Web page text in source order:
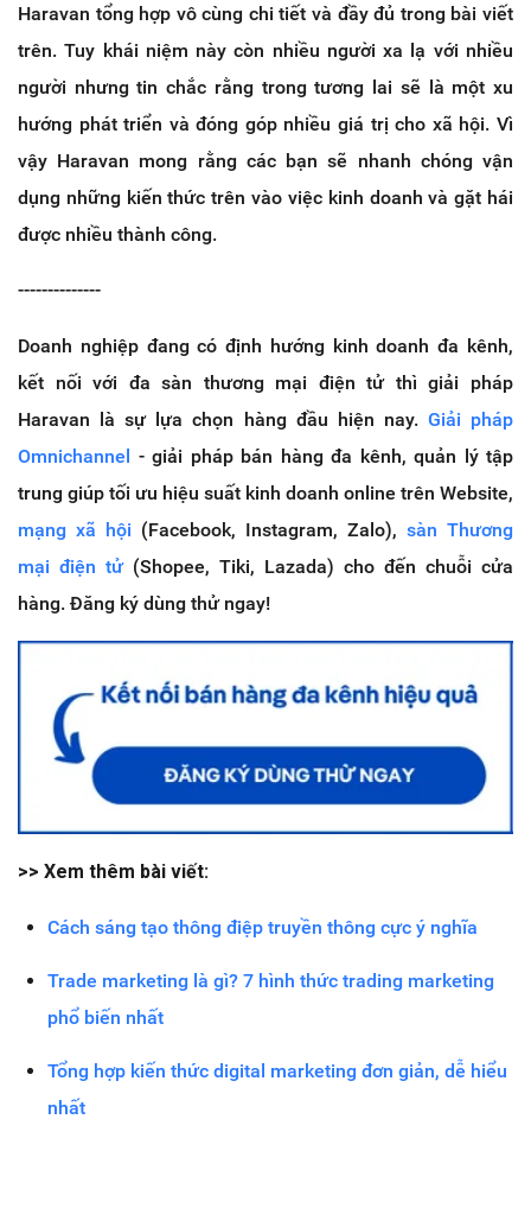
Haravan tổng hợp vô cùng chi tiết và đầy đủ trong bài viết
trên. Tuy khái niệm này còn nhiều người xa lạ với nhiều
người nhưng tin chắc rằng trong tương lai sẽ là một xu
hướng phát triển và đóng góp nhiều giá trị cho xã hội. Vì
vậy Haravan mong rằng các bạn sẽ nhanh chóng vận
dụng những kiến thức trên vào việc kinh doanh và gặt hái
được nhiều thành công.
--------------
Doanh nghiệp đang có định hướng kinh doanh đa kênh,
kết nối với đa sàn thương mại điện tử thì giải pháp
Haravan là sự lựa chọn hàng đầu hiện nay. Giải pháp
Omnichannel - giải pháp bán hàng đa kênh, quản lý tập
trung giúp tối ưu hiệu suất kinh doanh online trên Website,
mạng xã hội (Facebook, Instagram, Zalo), sàn Thương
mại điện tử(Shopee, Tiki, Lazada) cho đến chuỗi cửa
hàng. Đăng ký dùng thử ngay!
>> Xem thêm bài viết:
Cách sáng tạo thông điệp truyền thông cực ý nghĩa
Trade marketing là gì? 7 hình thức trading marketing
phổ biến nhất
Tổng hợp kiến thức digital marketing đơn giản, dễ hiểu
nhất